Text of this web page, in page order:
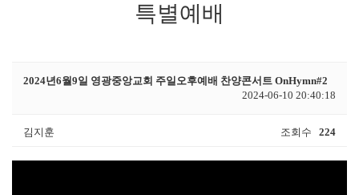
특별예배
2024년6월9일 영광중앙교회 주일오후예배 찬양콘서트 OnHymn#2
2024-06-10 20:40:18
김지훈 조회수 224